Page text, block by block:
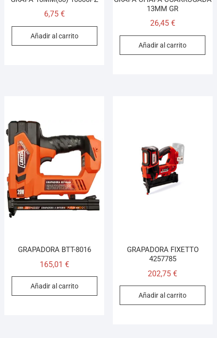
6,75 €
Añadir al carrito
13MM GR
26,45 €
Añadir al carrito
GRAPADORA BTT-8016
165,01 €
Añadir al carrito
GRAPADORA FIXETTO
4257785
202,75€
Añadir al carrito